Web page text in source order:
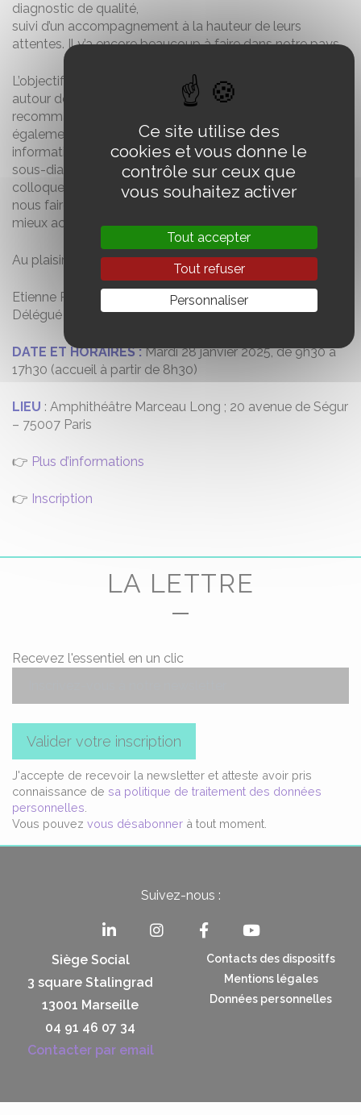
diagnostic de qualité,
suivi d’un accompagnement à la hauteur de leurs
attentes. Il y’a encore beaucoup à faire dans notre pays.
L’objectif de cette journée d’échanges, est de partager
autour des bonnes pratiques, conformément aux
recommandations de la Haute Autorité de santé. Il s’agit
également d’aborder des sujets avec lucidité : fausses
informations, errance diagnostique,
sous-diagnostic, sur-diagnostic. J’espère que ce
colloque saura répondre à vos attentes,
nous faire collectivement monter en compétence, pour
mieux accompagner au quotidien.
Au plaisir de vous retrouver le 28 janvier,
Etienne Pot,
Délégué interministériel
DATE ET HORAIRES :Mardi 28 janvier 2025, de 9h30 à
17h30 (accueil à partir de 8h30)
LIEU : Amphithéâtre Marceau Long ; 20 avenue de Ségur
– 75007 Paris
👉 Plus d’informations
👉 Inscription
LA LETTRE
Recevez l'essentiel en un clic
Valider votre inscription
J'accepte de recevoir la newsletter et atteste avoir pris
connaissance de sa politique de traitement des données
personnelles
Vous pouvez vous désabonner à tout moment.
Suivez-nous :
Siège Social
3 square Stalingrad
13001 Marseille
04 91 46 07 34
Contacter par email
Contacts des dispositfs
Mentions légales
Données personnelles
Ce site utilise des
cookies et vous donne le
contrôle sur ceux que
vous souhaitez activer
Tout accepter
Tout refuser
Personnaliser